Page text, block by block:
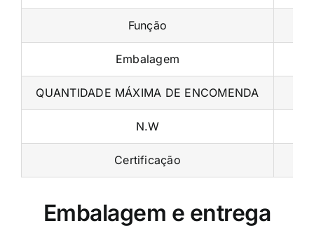
Função
Embalagem
QUANTIDADE MÁXIMA DE ENCOMENDA
N.W
Certificação